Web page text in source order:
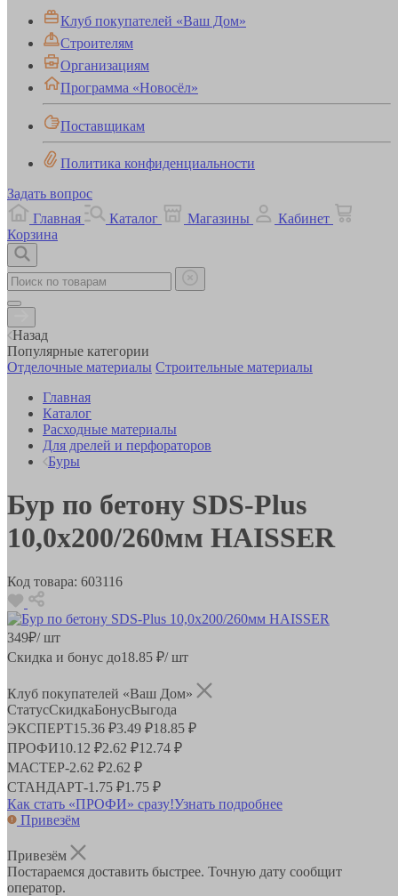
Клуб покупателей «Ваш Дом»
Строителям
Организациям
Программа «Новосёл»
Поставщикам
Политика конфиденциальности
Задать вопрос
Главная
Каталог Магазины
Кабинет
Корзина
Назад
Популярные категории
Отделочные материалы Строительные материалы
Главная
Каталог
Расходные материалы
Для дрелей и перфораторов
Буры
Бур по бетону SDS-Plus
10,0х200/260мм HAISSER
Код товара: 603116
349₽/ шт
Скидка и бонус до18.85 ₽/ шт
Клуб покупателей «Ваш Дом»
СтатусСкидкаБонусВыгода
ЭКСПЕРТ15.36 ₽3.49 ₽18.85 ₽
ПРОФИ10.12 ₽2.62 ₽12.74 ₽
МАСТЕР-2.62 ₽2.62 ₽
СТАНДАРТ-1.75 ₽1.75 ₽
Как стать «ПРОФИ» сразу!Узнать подробнее
Привезём
Привезём
Постараемся доставить быстрее. Точную дату сообщит
оператор.